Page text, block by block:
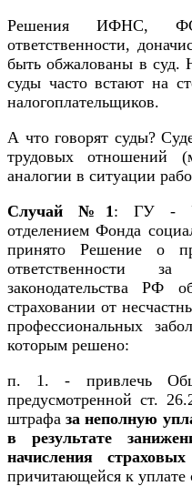
Решения ИФНС,
ответственности,
быть обжалованы в суд.
суды часто встают на
налогоплательщиков.
А что говорят суды?
трудовых отношений
аналогии в ситуации
Случай №1 : ГУ -
отделением Фонда
принято Решение о
ответственности
законодательства РФ
страховании от
профессиональных
которым решено:
п. 1. - привлечь
предусмотренной ст.
штрафаза неполную
в результате
начисления
причитающейся к уплате